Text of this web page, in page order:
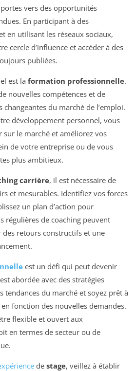
vers des opportunités
En participant à des
en utilisant les réseaux sociaux,
cercle d’influence et accéder à des
publiées.
est la formation professionnelle.
nouvelles compétences et de
changeantes du marché de l’emploi.
développement personnel, vous
sur le marché et améliorez vos
de votre entreprise ou de vous
plus ambitieux.
carrière, il est nécessaire de
et mesurables. Identifiez vos forces
un plan d’action pour
régulières de coaching peuvent
retours constructifs et une
est un défi qui peut devenir
abordée avec des stratégies
tendances du marché et soyez prêt à
fonction des nouvelles demandes.
flexible et ouvert aux
en termes de secteur ou de
de stage, veillez à établir